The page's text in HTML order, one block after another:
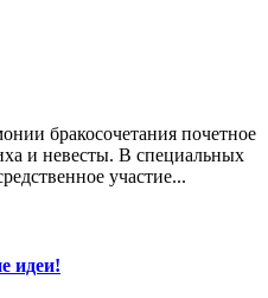
бракосочетания почетное
и невесты. В специальных
участие...
идеи!